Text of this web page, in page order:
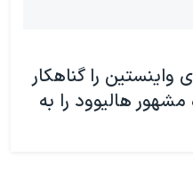
واینستین را گناهکار
هالیوود را به